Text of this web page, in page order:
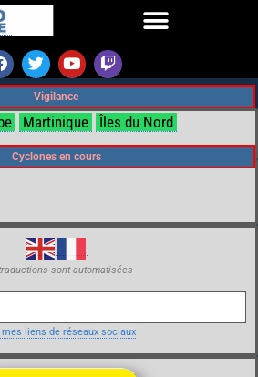
Vigilance
Martinique Îles du Nord
Cyclones en cours
sont automatisées
mes liens de réseaux sociaux